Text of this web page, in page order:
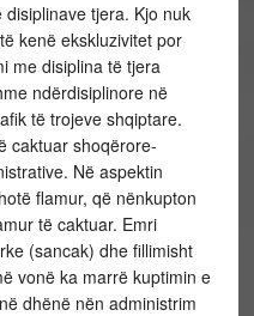
tjera. Kjo nuk
kenë ekskluzivitet por
me disiplina të tjera
ndërdisiplinore në
të trojeve shqiptare.
caktuar shoqërore-
Në aspektin
flamur, që nënkupton
të caktuar. Emri
(sancak) dhe fillimisht
vonë ka marrë kuptimin e
dhënë nën administrim